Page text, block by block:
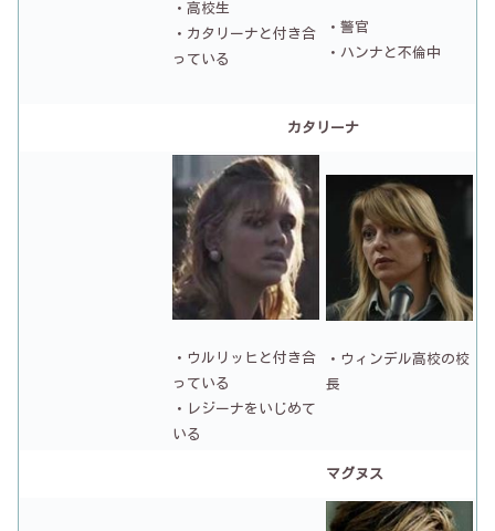
・高校生
・カタリーナと付き合
っている
・警官
・ハンナと不倫中
カタリーナ
・ウルリッヒと付き合
っている
・レジーナをいじめて
いる
・ウィンデル高校の校
長
マグヌス